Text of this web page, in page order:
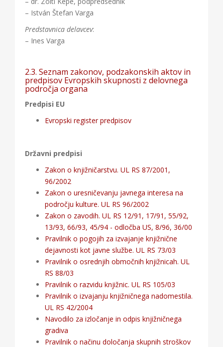
– István Štefan Varga
Predstavnica delavcev:
– Ines Varga
2.3. Seznam zakonov, podzakonskih aktov in
predpisov Evropskih skupnosti z delovnega
področja organa
Predpisi EU
Evropski register predpisov
Državni predpisi
Zakon o knjižničarstvu. UL RS 87/2001,
96/2002
Zakon o uresničevanju javnega interesa na
področju kulture. UL RS 96/2002
Zakon o zavodih. UL RS 12/91, 17/91, 55/92,
13/93, 66/93, 45/94 - odločba US, 8/96, 36/00
Pravilnik o pogojih za izvajanje knjižnične
dejavnosti kot javne službe. UL RS 73/03
Pravilnik o osrednjih območnih knjižnicah. UL
RS 88/03
Pravilnik o razvidu knjižnic. UL RS 105/03
Pravilnik o izvajanju knjižničnega nadomestila.
UL RS 42/2004
Navodilo za izločanje in odpis knjižničnega
gradiva
Pravilnik o načinu določanja skupnih stroškov